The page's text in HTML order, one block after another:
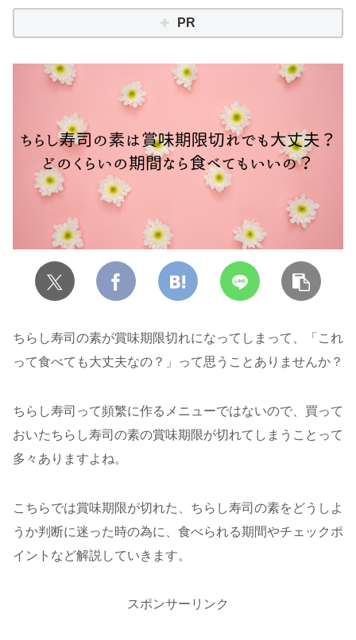
PR
ちらし寿司の素が賞味期限切れになってしまって、「これ
って食べても大丈夫なの？」って思うことありませんか？
ちらし寿司って頻繁に作るメニューではないので、買って
おいたちらし寿司の素の賞味期限が切れてしまうことって
多々ありますよね。
こちらでは賞味期限が切れた、ちらし寿司の素をどうしよ
うか判断に迷った時の為に、食べられる期間やチェックポ
イントなど解説していきます。
スポンサーリンク